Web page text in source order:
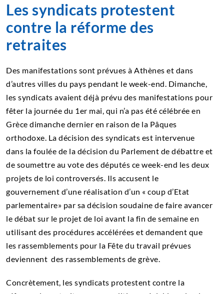
Les syndicats protestent
contre la réforme des
retraites
Des manifestations sont prévues à Athènes et dans
d’autres villes du pays pendant le week-end. Dimanche,
les syndicats avaient déjà prévu des manifestations pour
fêter la journée du 1er mai, qui n’a pas été célébrée en
Grèce dimanche dernier en raison de la Pâques
orthodoxe. La décision des syndicats est intervenue
dans la foulée de la décision du Parlement de débattre et
de soumettre au vote des députés ce week-end les deux
projets de loi controversés. Ils accusent le
gouvernement d’une réalisation d’un « coup d’Etat
parlementaire» par sa décision soudaine de faire avancer
le débat sur le projet de loi avant la fin de semaine en
utilisant des procédures accélérées et demandent que
les rassemblements pour la Fête du travail prévues
deviennent des rassemblements de grève.
Concrètement, les syndicats protestent contre la